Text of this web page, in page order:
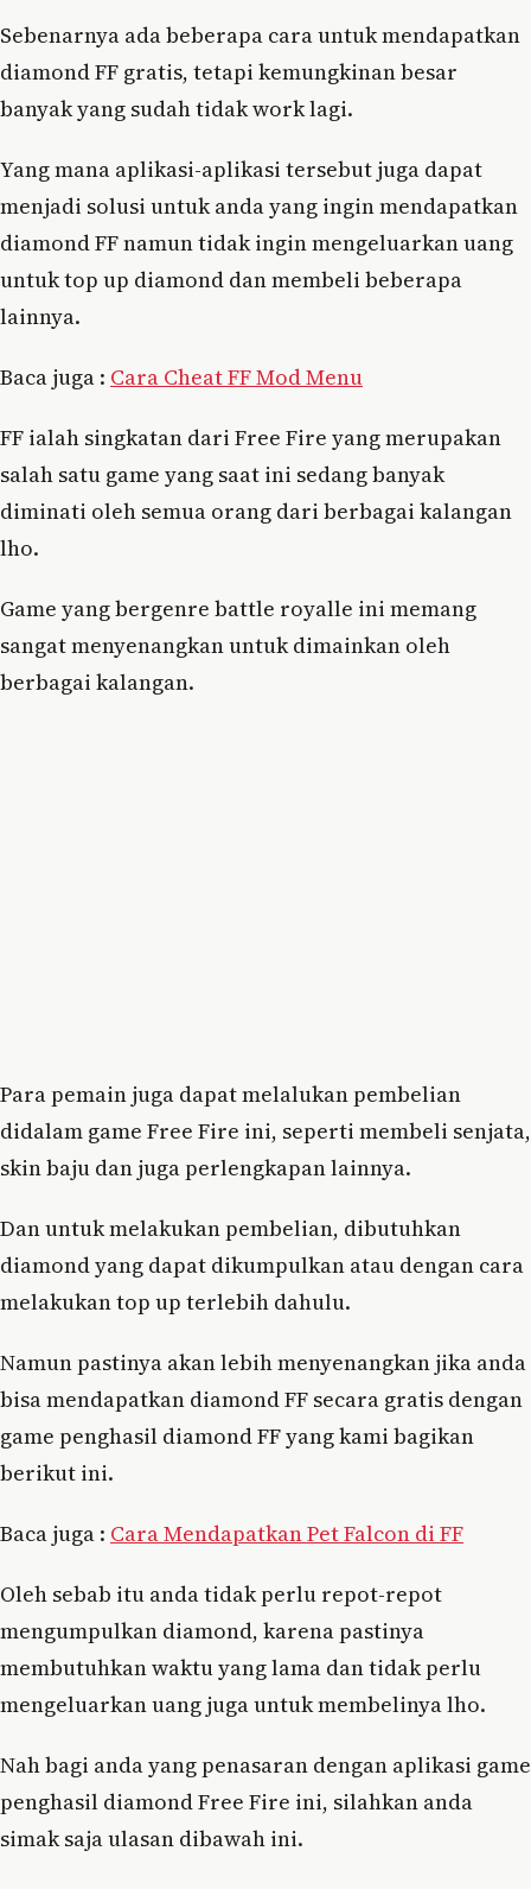
Sebenarnya ada beberapa cara untuk mendapatkan
diamond FF gratis, tetapi kemungkinan besar
banyak yang sudah tidak work lagi.
Yang mana aplikasi-aplikasi tersebut juga dapat
menjadi solusi untuk anda yang ingin mendapatkan
diamond FF namun tidak ingin mengeluarkan uang
untuk top up diamond dan membeli beberapa
lainnya.
Baca juga : Cara Cheat FF Mod Menu
FF ialah singkatan dari Free Fire yang merupakan
salah satu game yang saat ini sedang banyak
diminati oleh semua orang dari berbagai kalangan
lho.
Game yang bergenre battle royalle ini memang
sangat menyenangkan untuk dimainkan oleh
berbagai kalangan.
Para pemain juga dapat melalukan pembelian
didalam game Free Fire ini, seperti membeli senjata,
skin baju dan juga perlengkapan lainnya.
Dan untuk melakukan pembelian, dibutuhkan
diamond yang dapat dikumpulkan atau dengan cara
melakukan top up terlebih dahulu.
Namun pastinya akan lebih menyenangkan jika anda
bisa mendapatkan diamond FF secara gratis dengan
game penghasil diamond FF yang kami bagikan
berikut ini.
Baca juga : Cara Mendapatkan Pet Falcon di FF
Oleh sebab itu anda tidak perlu repot-repot
mengumpulkan diamond, karena pastinya
membutuhkan waktu yang lama dan tidak perlu
mengeluarkan uang juga untuk membelinya lho.
Nah bagi anda yang penasaran dengan aplikasi game
penghasil diamond Free Fire ini, silahkan anda
simak saja ulasan dibawah ini.